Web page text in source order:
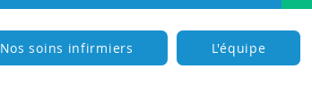
Nos soins infirmiers L'équipe